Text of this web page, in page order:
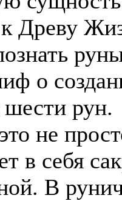
Древу
о
рун.
не
в себя
В